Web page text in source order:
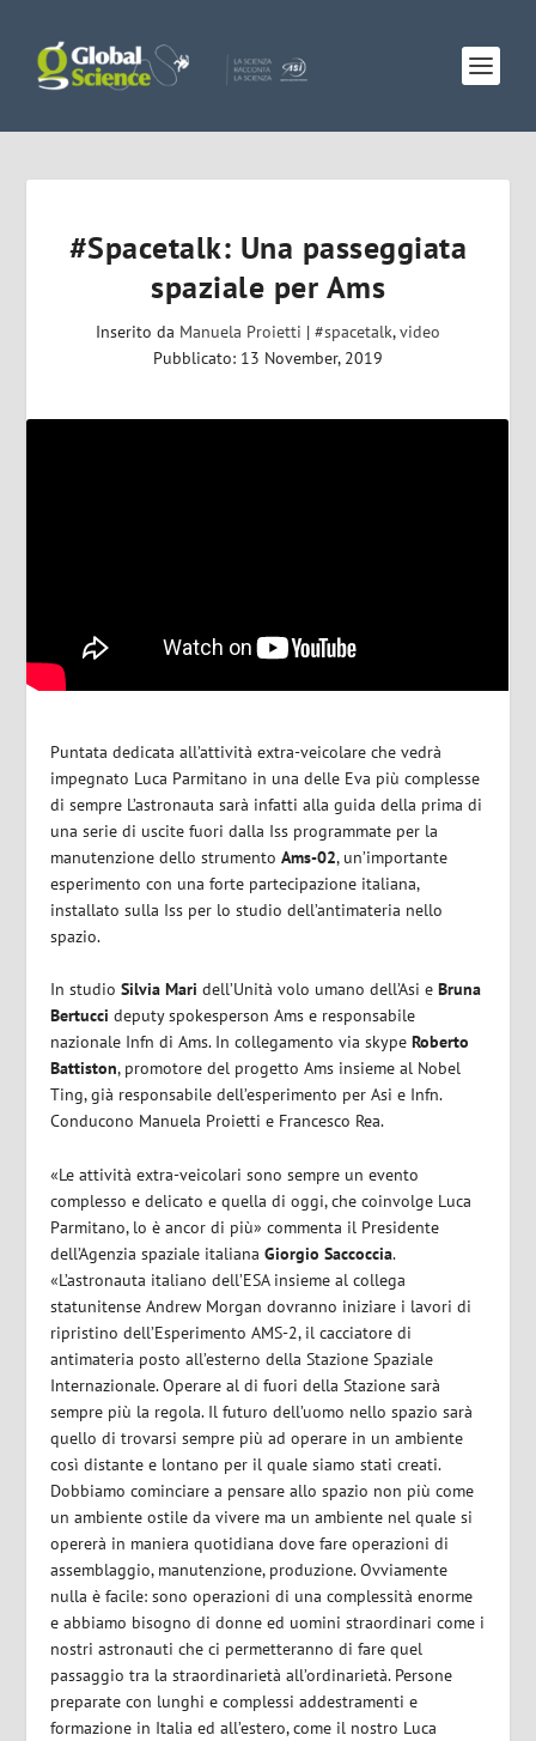
#Spacetalk: Una passeggiata
spaziale per Ams
Inserito da Manuela Proietti | #spacetalk,video
Pubblicato: 13 November, 2019
Puntata dedicata all’attività extra-veicolare che vedrà
impegnato Luca Parmitano in una delle Eva più complesse
di sempre L’astronauta sarà infatti alla guida della prima di
una serie di uscite fuori dalla Iss programmate per la
manutenzione dello strumentoAms-02, un’importante
esperimento con una forte partecipazione italiana,
installato sulla Iss per lo studio dell’antimateria nello
spazio.
In studioSilvia Mari dell’Unità volo umano dell’Asi eBruna
Bertucci deputy spokesperson Ams e responsabile
nazionale Infn di Ams. In collegamento via skypeRoberto
Battiston, promotore del progetto Ams insieme al Nobel
Ting, già responsabile dell’esperimento per Asi e Infn.
Conducono Manuela Proietti e Francesco Rea.
«Le attività extra-veicolari sono sempre un evento
complesso e delicato e quella di oggi, che coinvolge Luca
Parmitano, lo è ancor di più» commenta il Presidente
dell’Agenzia spaziale italianaGiorgio Saccoccia.
«L’astronauta italiano dell’ESA insieme al collega
statunitense Andrew Morgan dovranno iniziare i lavori di
ripristino dell’Esperimento AMS-2, il cacciatore di
antimateria posto all’esterno della Stazione Spaziale
Internazionale. Operare al di fuori della Stazione sarà
sempre più la regola. Il futuro dell’uomo nello spazio sarà
quello di trovarsi sempre più ad operare in un ambiente
così distante e lontano per il quale siamo stati creati.
Dobbiamo cominciare a pensare allo spazio non più come
un ambiente ostile da vivere ma un ambiente nel quale si
opererà in maniera quotidiana dove fare operazioni di
assemblaggio, manutenzione, produzione. Ovviamente
nulla è facile: sono operazioni di una complessità enorme
e abbiamo bisogno di donne ed uomini straordinari come i
nostri astronauti che ci permetteranno di fare quel
passaggio tra la straordinarietà all’ordinarietà. Persone
preparate con lunghi e complessi addestramenti e
formazione in Italia ed all’estero, come il nostro Luca